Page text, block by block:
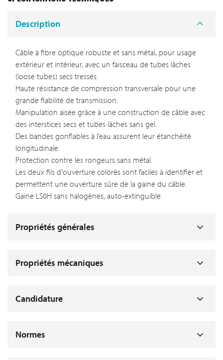
Description
Câble à fibre optique robuste et sans métal, pour usage
extérieur et intérieur, avec un faisceau de tubes lâches
(loose tubes) secs tressés.
Haute résistance de compression transversale pour une
grande fiabilité de transmission.
Manipulation aisée grâce à une construction de câble avec
des interstices secs et tubes lâches sans gel.
Des bandes gonflables à l’eau assurent leur étanchéité
longitudinale.
Protection contre les rongeurs sans métal.
Les deux fils d'ouverture colorés sont faciles à identifier et
permettent une ouverture sûre de la gaine du câble.
Gaine LS0H sans halogènes, auto-extinguible.
Propriétés générales
Propriétés mécaniques
Candidature
Normes